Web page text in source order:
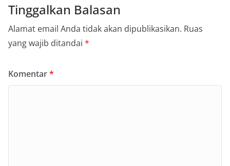
Tinggalkan Balasan
Alamat email Anda tidak akan dipublikasikan. Ruas
yang wajib ditandai *
Komentar*